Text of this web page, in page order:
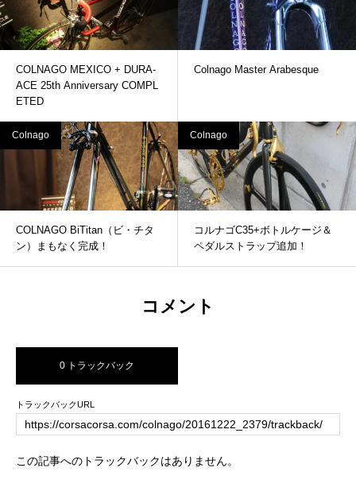
COLNAGO MEXICO + DURA-
ACE 25th Anniversary COMPL
ETED
Colnago Master Arabesque
Colnago
COLNAGO BiTitan（ビ・チタ
ン）まもなく完成！
Colnago
コルナゴC35+ボトルケージ＆
ペダルストラップ追加！
コメント
0 トラックバック
トラックバックURL
この記事へのトラックバックはありません。